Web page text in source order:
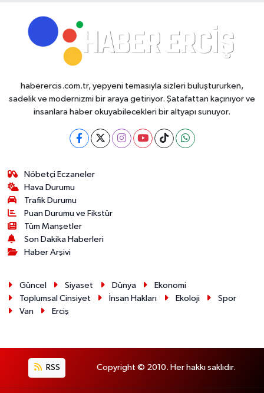
haberercis.com.tr, yepyeni temasıyla sizleri buluştururken,
sadelik ve modernizmi bir araya getiriyor. Şatafattan kaçınıyor ve
insanlara haber okuyabilecekleri bir altyapı sunuyor.
Nöbetçi Eczaneler
Hava Durumu
Trafik Durumu
Puan Durumu ve Fikstür
Tüm Manşetler
Son Dakika Haberleri
Haber Arşivi
Güncel Siyaset Dünya
Ekonomi
Toplumsal Cinsiyet
İnsan Hakları Ekoloji
Spor
Van
Erciş
RSS Copyright © 2010. Her hakkı saklıdır.